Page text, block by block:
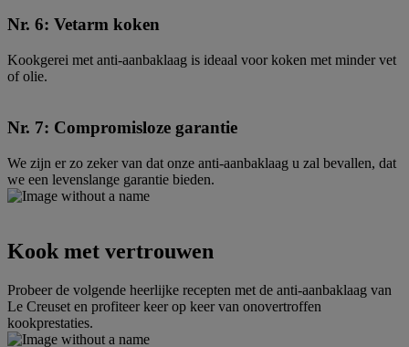
Nr. 6: Vetarm koken
Kookgerei met anti-aanbaklaag is ideaal voor koken met minder vet
of olie.
Nr. 7: Compromisloze garantie
We zijn er zo zeker van dat onze anti-aanbaklaag u zal bevallen, dat
we een levenslange garantie bieden.
Kook met vertrouwen
Probeer de volgende heerlijke recepten met de anti-aanbaklaag van
Le Creuset en profiteer keer op keer van onovertroffen
kookprestaties.